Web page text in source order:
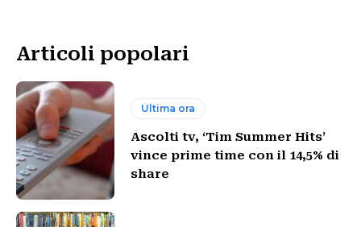
Articoli popolari
Ultima ora
Ascolti tv, ‘Tim Summer Hits’
vince prime time con il 14,5% di
share